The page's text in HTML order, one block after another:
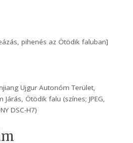
pihenés az Ötödik faluban]
Ujgur Autonóm Terület,
Járás, Ötödik falu (színes; JPEG,
DSC-H7)